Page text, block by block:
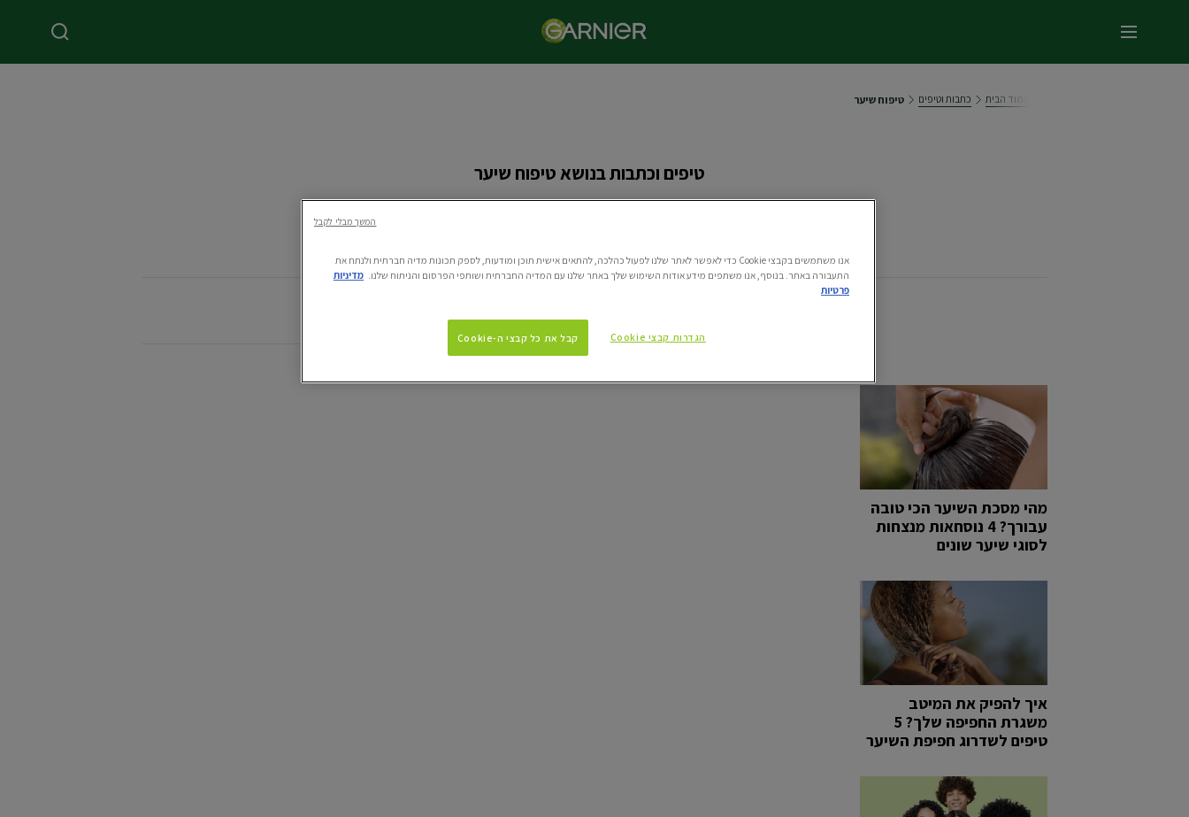
תפריט ראשי
עמוד הבית כתבות וטיפים טיפוח שיער
טיפים וכתבות בנושא טיפוח שיער
מהי מסכת השיער הכי טובה
עבורך? 4 נוסחאות מנצחות
לסוגי שיער שונים
איך להפיק את המיטב
משגרת החפיפה שלך? 5
טיפים לשדרוג חפיפת השיער
אנו משתמשים בקבצי Cookie כדי לאפשר לאתר שלנו לפעול כהלכה, להתאים אישית תוכן ומודעות, לספק תכונות מדיה חברתית ולנתח את
התעבורה באתר. בנוסף, אנו משתפים מידע אודות השימוש שלך באתר שלנו עם המדיה החברתית ושותפי הפרסום והניתוח שלנו. מדיניות
פרטיות
הגדרות קבצי Cookie קבל את כל קבצי ה-Cookie
המשך מבלי לקבל